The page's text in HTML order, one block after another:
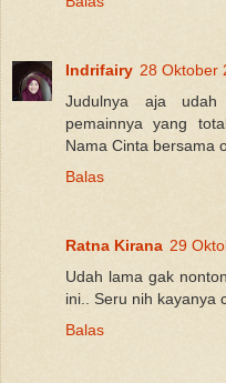
Indrifairy 28 Oktober
Judulnya aja
pemainnya yang
Nama Cinta bersama
Balas
Ratna Kirana 29
Udah lama gak
ini.. Seru nih kayanya
Balas